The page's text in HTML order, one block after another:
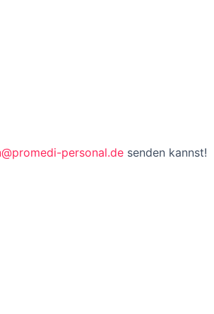
personal.de senden kannst!